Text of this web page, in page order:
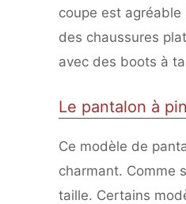
coupe est agréable
des chaussures
avec des boots à
Le pantalon à
Ce modèle de
charmant. Comme
taille. Certains